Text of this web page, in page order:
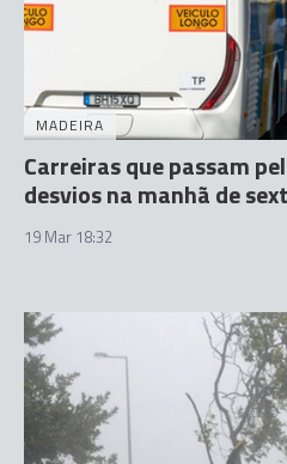
MADEIRA
Carreiras que passam
desvios na manhã de
19 Mar 18:32